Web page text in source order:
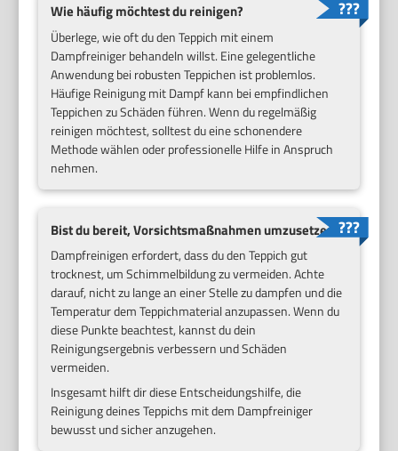
Wie häufig möchtest du reinigen?
Überlege, wie oft du den Teppich mit einem
Dampfreiniger behandeln willst. Eine gelegentliche
Anwendung bei robusten Teppichen ist problemlos.
Häufige Reinigung mit Dampf kann bei empfindlichen
Teppichen zu Schäden führen. Wenn du regelmäßig
reinigen möchtest, solltest du eine schonendere
Methode wählen oder professionelle Hilfe in Anspruch
nehmen.
Bist du bereit, Vorsichtsmaßnahmen umzusetzen?
Dampfreinigen erfordert, dass du den Teppich gut
trocknest, um Schimmelbildung zu vermeiden. Achte
darauf, nicht zu lange an einer Stelle zu dampfen und die
Temperatur dem Teppichmaterial anzupassen. Wenn du
diese Punkte beachtest, kannst du dein
Reinigungsergebnis verbessern und Schäden
vermeiden.
Insgesamt hilft dir diese Entscheidungshilfe, die
Reinigung deines Teppichs mit dem Dampfreiniger
bewusst und sicher anzugehen.